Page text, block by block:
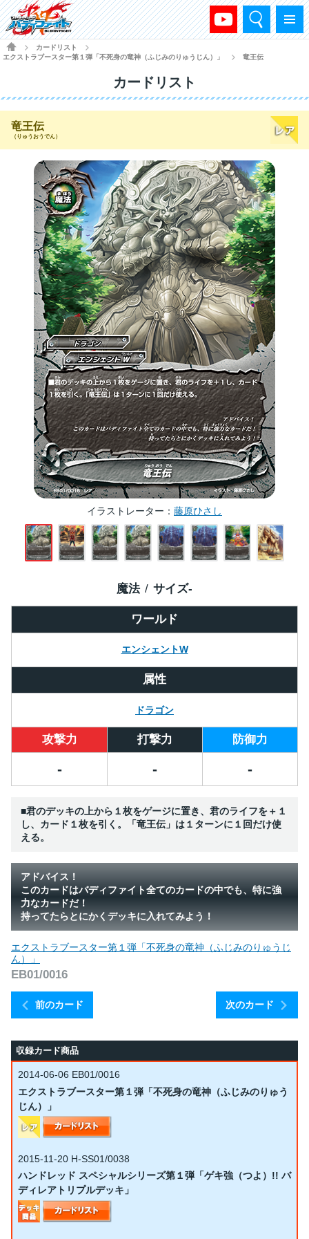
メニュー
検索
HOME
カードリスト
エクストラブースター第１弾「不死身の竜神（ふじみのりゅうじん）」
竜王伝
カードリスト
竜王伝
（りゅうおうでん）
イラストレーター 藤原ひさし
ワールド
エンシェントW
魔法 サイズ-
属性
ドラゴン
攻撃力 打撃力 防御力
- - -
■君のデッキの上から１枚をゲージに置き、君のライフを＋１
し、カード１枚を引く。「竜王伝」は１ターンに１回だけ使
える。
アドバイス！
このカードはバディファイト全てのカードの中でも、特に強
力なカードだ！
持ってたらとにかくデッキに入れてみよう！
前のカード
エクストラブースター第１弾「不死身の竜神（ふじみのりゅうじ
ん）」
EB01/0016
次のカード
収録カード商品
2014-06-06 EB01/0016
エクストラブースター第１弾「不死身の竜神（ふじみのりゅう
じん）」
2015-11-20 H-SS01/0038
ハンドレッド スペシャルシリーズ第１弾「ゲキ強（つよ）!! バ
ディレアトリプルデッキ」